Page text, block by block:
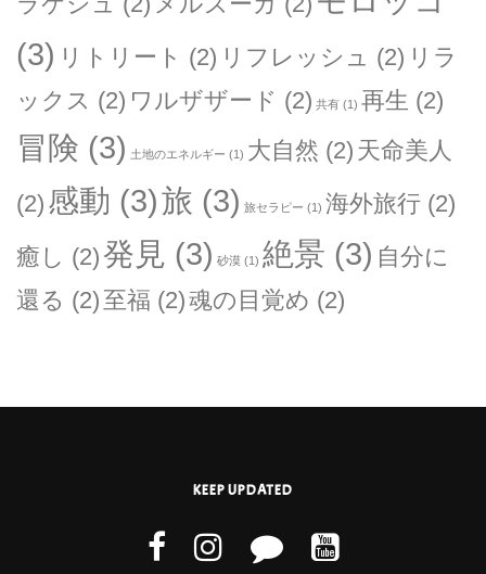
(3) リトリート (2) リフレッシュ (2) リラ
ックス (2) ワルザザード (2) 共有 (1) 再生 (2)
冒険 (3) 土地のエネルギー (1) 大自然 (2) 天命美人
(2) 感動 (3)旅 (3) 旅セラピー (1) 海外旅行 (2)
癒し (2) 発見 (3) 砂漠 (1) 絶景 (3) 自分に
還る (2) 至福 (2)魂の目覚め (2)
KEEP UPDATED